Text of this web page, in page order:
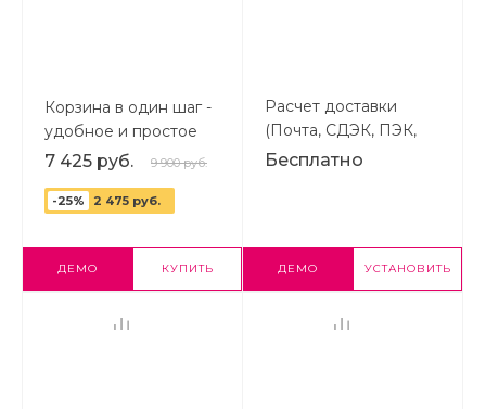
Корзина в один шаг -
удобное и простое
оформление заказа в
7 425 руб. 9 900 руб.
-25% 2 475 руб.
ДЕМО КУПИТЬ
Расчет доставки
(Почта, СДЭК, ПЭК,
Энергия и др.)
Бесплатно
ДЕМО УСТАНОВИТЬ